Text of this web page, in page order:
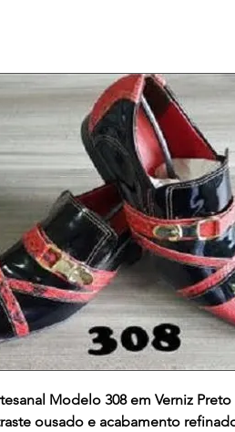
Modelo 308em Verniz
ousado e acabamento